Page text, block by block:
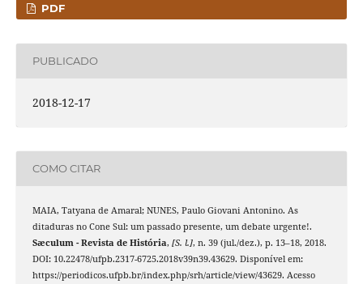
PDF
PUBLICADO
2018-12-17
COMO CITAR
MAIA, Tatyana de Amaral; NUNES, Paulo Giovani Antonino. As
ditaduras no Cone Sul: um passado presente, um debate urgente!.
Sæculum - Revista de História, [S. l.], n. 39 (jul./dez.), p. 13–18, 2018.
DOI: 10.22478/ufpb.2317-6725.2018v39n39.43629. Disponível em:
https://periodicos.ufpb.br/index.php/srh/article/view/43629. Acesso